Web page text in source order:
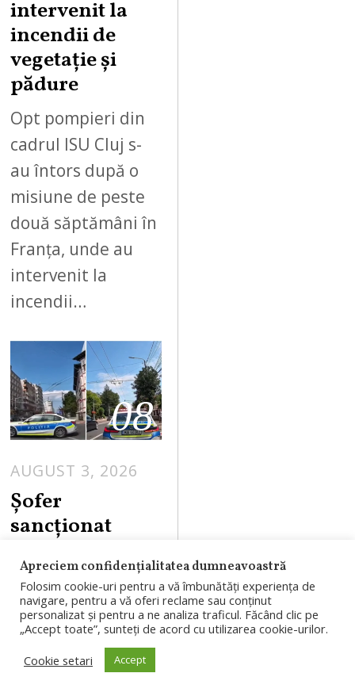
intervenit la
incendii de
vegetație și
pădure
Opt pompieri din
cadrul ISU Cluj s-
au întors după o
misiune de peste
două săptămâni în
Franța, unde au
intervenit la
incendii…
08
AUGUST 3, 2026
Șofer
sancționat
claxonat o
mașină de
poliție. IPJ Gorj
verifică
intervenția
Apreciem confidențialitatea dumneavoastră
Folosim cookie-uri pentru a vă îmbunătăți experiența de
navigare, pentru a vă oferi reclame sau conținut
personalizat și pentru a ne analiza traficul. Făcând clic pe
„Accept toate”, sunteți de acord cu utilizarea cookie-urilor.
Cookie setari
Accept